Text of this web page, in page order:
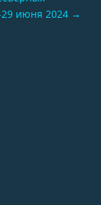
июня 2024 →